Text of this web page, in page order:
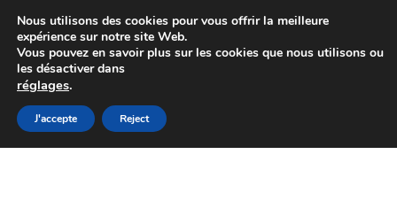
Colissimo livraison à partir de 7 EUR
Du lundi au vendredi de 9 h à 16 h
Aller
à
Aller
au
Nous utilisons des cookies pour vous offrir la meilleure
expérience sur notre site Web.
Vous pouvez en savoir plus sur les cookies que nous utilisons ou
les désactiver dans
réglages.
J'accepte Reject